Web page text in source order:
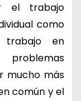
el trabajo
como
en
mucho más
común y el